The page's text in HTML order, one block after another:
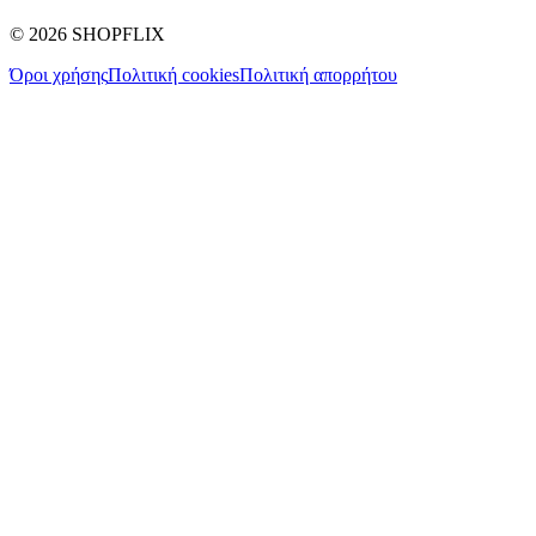
© 2026 SHOPFLIX
Όροι χρήσηςΠολιτική cookiesΠολιτική απορρήτου